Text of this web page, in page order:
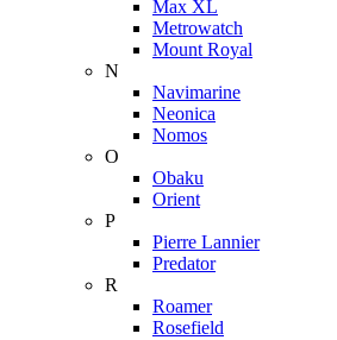
Max XL
Metrowatch
Mount Royal
N
Navimarine
Neonica
Nomos
O
Obaku
Orient
P
Pierre Lannier
Predator
R
Roamer
Rosefield